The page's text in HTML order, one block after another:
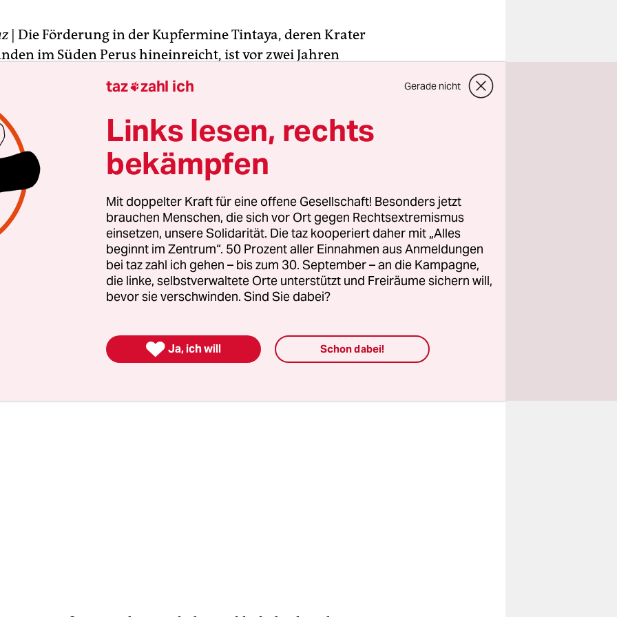
| Die Förderung in der Kupfermine Tintaya, deren Krater
im Süden Perus hineinreicht, ist vor zwei Jahren
Komplex des Schweizer Rohstoffkonzerns
in der Nähe der Provinzhauptstadt Espinar gehört,
unter Volllast. Jael Díaz, der kleingewachsene
des Unternehmens, ist froh, dass es
geworden ist. „Die Reserven reichen mindestens bis
Tisch zwischen den lokalen Organisationen, unserem
und der Regierung hat für ein Ende der Proteste
Díaz, der im drei Fahrtstunden entfernten Arequipa
und Mai 2012 waren große Teile der Bevölkerung der
das Wasser mehrerer Flüsse kontaminiert hatte.
taz zahl ich Gerade nicht
Links lesen, rechts
bekämpfen
Mit doppelter Kraft für eine offene Gesellschaft! Besonders jetzt
brauchen Menschen, die sich vor Ort gegen Rechtsextremismus
einsetzen, unsere Solidarität. Die taz kooperiert daher mit „Alles
beginnt im Zentrum“. 50 Prozent aller Einnahmen aus Anmeldungen
bei taz zahl ich gehen – bis zum 30. September – an die Kampagne,
die linke, selbstverwaltete Orte unterstützt und Freiräume sichern will,
bevor sie verschwinden. Sind Sie dabei?
 Ja, ich will Schon dabei!